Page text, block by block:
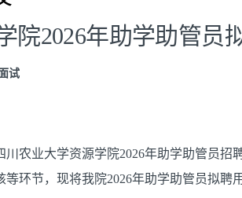
院2026年助学助管员
试
川农业大学资源学院2026年助学助管员
等环节，现将我院2026年助学助管员拟聘